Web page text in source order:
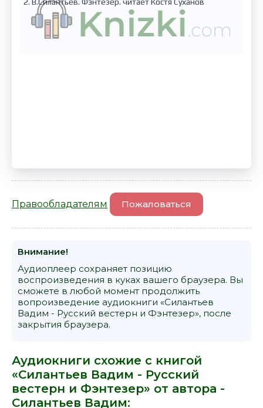
Правообладателям Пожаловаться
Внимание!
Аудиоплеер сохраняет позицию
воспроизведения в куках вашего браузера. Вы
сможете в любой момент продолжить
вопроизведение аудиокниги «Силантьев
Вадим - Русский вестерн и Фэнтезер», после
закрытия браузера.
Аудиокниги схожие с книгой
«Силантьев Вадим - Русский
вестерн и Фэнтезер» от автора -
Силантьев Вадим: